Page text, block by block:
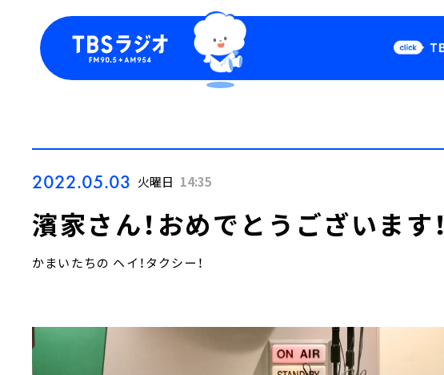
Podcast
2022.05.03 火曜日 14:35
濱家さん！おめでとうございます！
かまいたちの ヘイ！タクシー！